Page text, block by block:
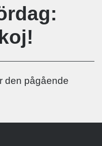
den pågående